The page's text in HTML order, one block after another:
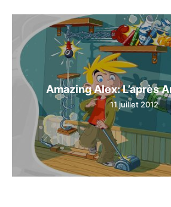
Amazing Alex: L’après
11 juillet 2012